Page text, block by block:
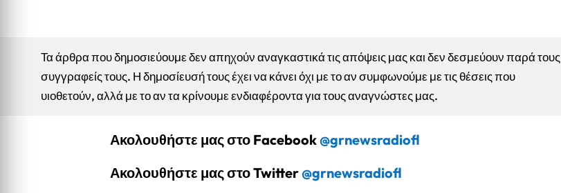
Τα άρθρα που δημοσιεύουμε δεν απηχούν αναγκαστικά τις απόψεις μας και δεν δεσμεύουν παρά τους
συγγραφείς τους. Η δημοσίευσή τους έχει να κάνει όχι με το αν συμφωνούμε με τις θέσεις που
υιοθετούν, αλλά με το αν τα κρίνουμε ενδιαφέροντα για τους αναγνώστες μας.
Ακολουθήστε μας στο Facebook@grnewsradiofl
Ακολουθήστε μας στο Twitter@grnewsradiofl